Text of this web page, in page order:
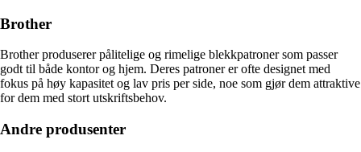
Brother
Brother produserer pålitelige og rimelige blekkpatroner som passer
godt til både kontor og hjem. Deres patroner er ofte designet med
fokus på høy kapasitet og lav pris per side, noe som gjør dem attraktive
for dem med stort utskriftsbehov.
Andre produsenter